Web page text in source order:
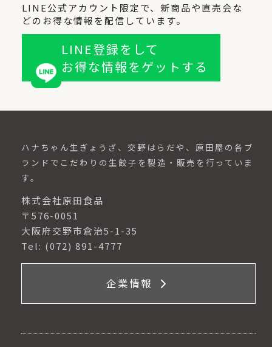
LINE公式アカウント限定で、新商品や直売会な
どのお得な情報を配信しています。
LINE登録をして
お得な情報をゲットする
ハナちゃん生ぎょうざ、交野はらだや、原田屋の各ブ
ランドでこだわりの生餃子を製造・販売を行っていま
す。
株式会社原田食品
〒576-0051
大阪府交野市倉治5-1-35
Tel: (072) 891-4777
企業情報